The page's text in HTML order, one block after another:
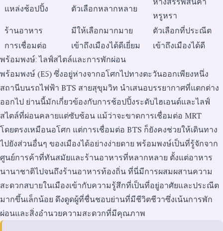
แหล่งช้อปปิ้ง ตัวเลือกหลากหลาย
หรูหรา
ร้านอาหาร
มีให้เลือกมากมาย
ตัวเลือกที่ประณีต
การเชื่อมต่อ
เข้าถึงเมืองได้ดีเยี่ยม เข้าถึงเมืองได้ดี
พร้อมพงษ์: ไลฟ์สไตล์และการพักผ่อน
พร้อมพงษ์ (E5) ซึ่งอยู่ห่างจากอโศกไปทางตะวันออกเพียงหนึ่ง
สถานีบนรถไฟฟ้า BTS สายสุขุมวิท นำเสนอบรรยากาศที่แตกต่าง
ออกไป ย่านนี้มักเกี่ยวข้องกับการช้อปปิ้งระดับไฮเอนด์และไลฟ์
สไตล์ที่ผ่อนคลายแต่ซับซ้อน แม้ว่าจะขาดการเชื่อมต่อ MRT
โดยตรงเหมือนอโศก แต่การเชื่อมต่อ BTS ก็ยังคงช่วยให้เดินทาง
ไปยังส่วนอื่นๆ ของเมืองได้อย่างง่ายดาย พร้อมพงษ์เป็นที่รู้จักจาก
ศูนย์การค้าที่ทันสมัยและร้านอาหารที่หลากหลาย ตั้งแต่อาหาร
นานาชาติไปจนถึงร้านอาหารท้องถิ่น ที่นี่มีการผสมผสานความ
สะดวกสบายในเมืองเข้ากับความรู้สึกที่เป็นที่อยู่อาศัยและประณีต
มากขึ้นเล็กน้อย ดึงดูดผู้ที่ชื่นชอบย่านที่มีชีวิตชีวาซึ่งเน้นการพัก
ผ่อนและสิ่งอำนวยความสะดวกที่มีคุณภาพ